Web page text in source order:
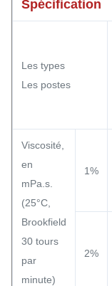
Spécification
Les types
Les postes
Viscosité,
en
mPa.s.
(25°C,
Brookfield
30 tours
par
minute)
1%
2%